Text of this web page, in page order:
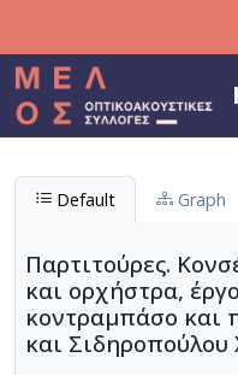
Default Graph
Παρτιτούρες.
και ορχήστρα,
κοντραμπάσο και
και Σιδηροπούλου